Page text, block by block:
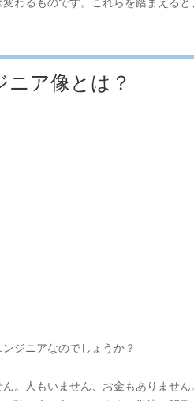
ア像とは？
ジニアなのでしょうか？
。人もいません、お金もありませ